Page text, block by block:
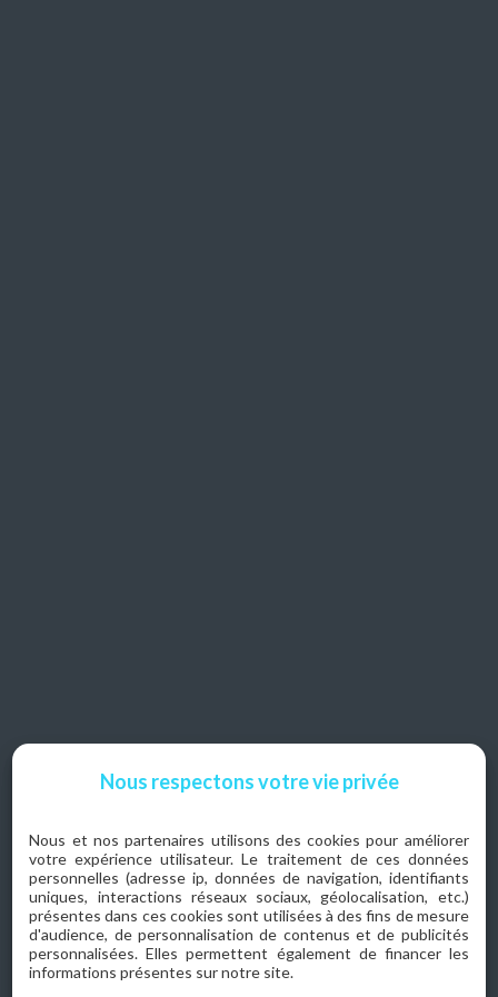
Nos réalisations créatives
Nous respectons votre vie privée
Nous et nos partenaires utilisons des cookies pour améliorer
votre expérience utilisateur. Le traitement de ces données
personnelles (adresse ip, données de navigation, identifiants
uniques, interactions réseaux sociaux, géolocalisation, etc.)
présentes dans ces cookies sont utilisées à des fins de mesure
d'audience, de personnalisation de contenus et de publicités
personnalisées. Elles permettent également de financer les
informations présentes sur notre site.